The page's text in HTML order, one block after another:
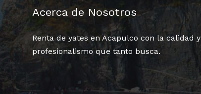
Acerca de Nosotros
Renta de yates en Acapulco con la calidad y
profesionalismo que tanto busca.